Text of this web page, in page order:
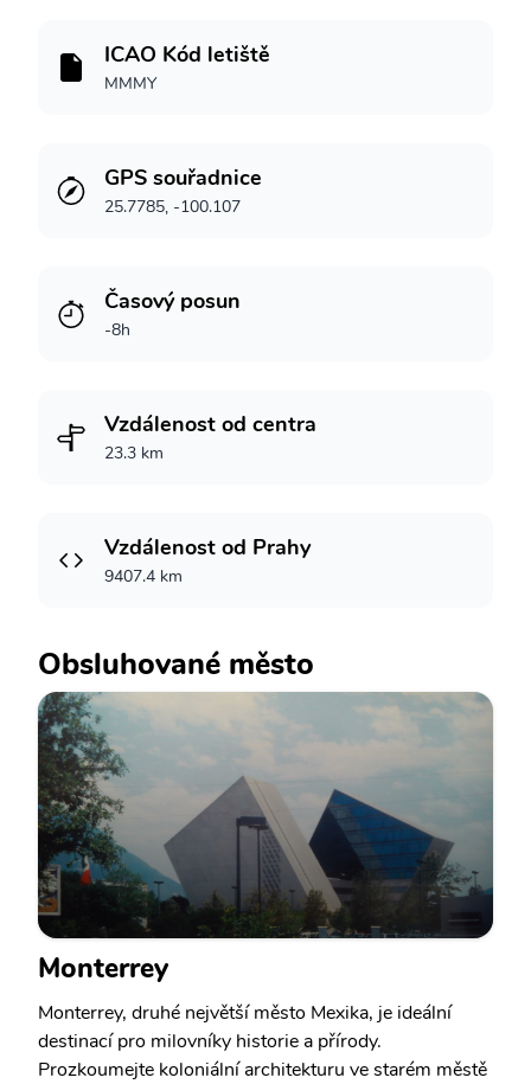
ICAO Kód letiště
MMMY
GPS souřadnice
25.7785, -100.107
Časový posun
-8h
Vzdálenost od centra
23.3 km
Vzdálenost od Prahy
9407.4 km
Obsluhované město
Monterrey
Monterrey, druhé největší město Mexika, je ideální
destinací pro milovníky historie a přírody.
Prozkoumejte koloniální architekturu ve starém městě